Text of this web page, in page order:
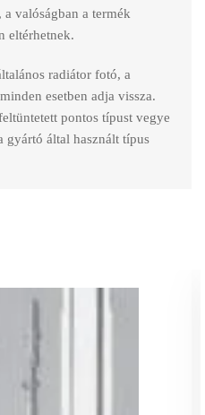
valóságban a termék
eltérhetnek.
radiátor fotó, a
esetben adja vissza.
pontos típust vegye
gyártó által használt típus